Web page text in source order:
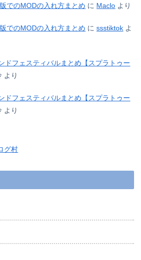
でのMODの入れ方まとめ に Maclo より
でのMODの入れ方まとめ にssstiktok よ
ドフェスティバルまとめ【スプラトゥー
より
ドフェスティバルまとめ【スプラトゥー
より
グ村